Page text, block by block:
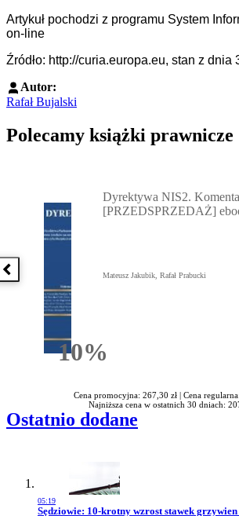
Artykuł pochodzi z programu System
on-line
Źródło: http://curia.europa.eu, stan z dnia
Autor:
Rafał Bujalski
Polecamy książki prawnicze
Poprzednia książka
10%Rabatu
Dyrektywa NIS2.
[PRZEDSPRZEDAŻ]
Mateusz Jakubik, Rafał Prabucki
Cena promocyjna: 267,30 zł | Cena
Najniższa cena w ostatnich 30 dniach:
Ostatnio dodane
05:19
Przejdź do artykułu:
Sędziowie: 10-krotny wzrost stawek